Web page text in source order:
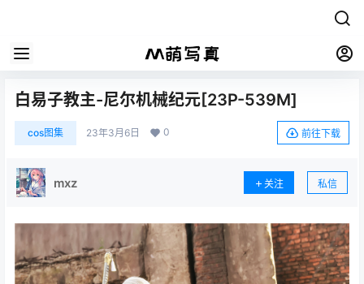
白易子教主-尼尔机械纪元[23P-539M]
cos图集 23年3月6日 0 前往下载
mxz 关注 私信